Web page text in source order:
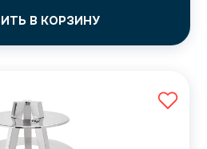
В КОРЗИНУ